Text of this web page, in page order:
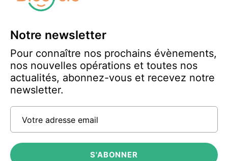
Notre newsletter
Pour connaître nos prochains évènements,
nos nouvelles opérations et toutes nos
actualités, abonnez-vous et recevez notre
newsletter.
Votre adresse email